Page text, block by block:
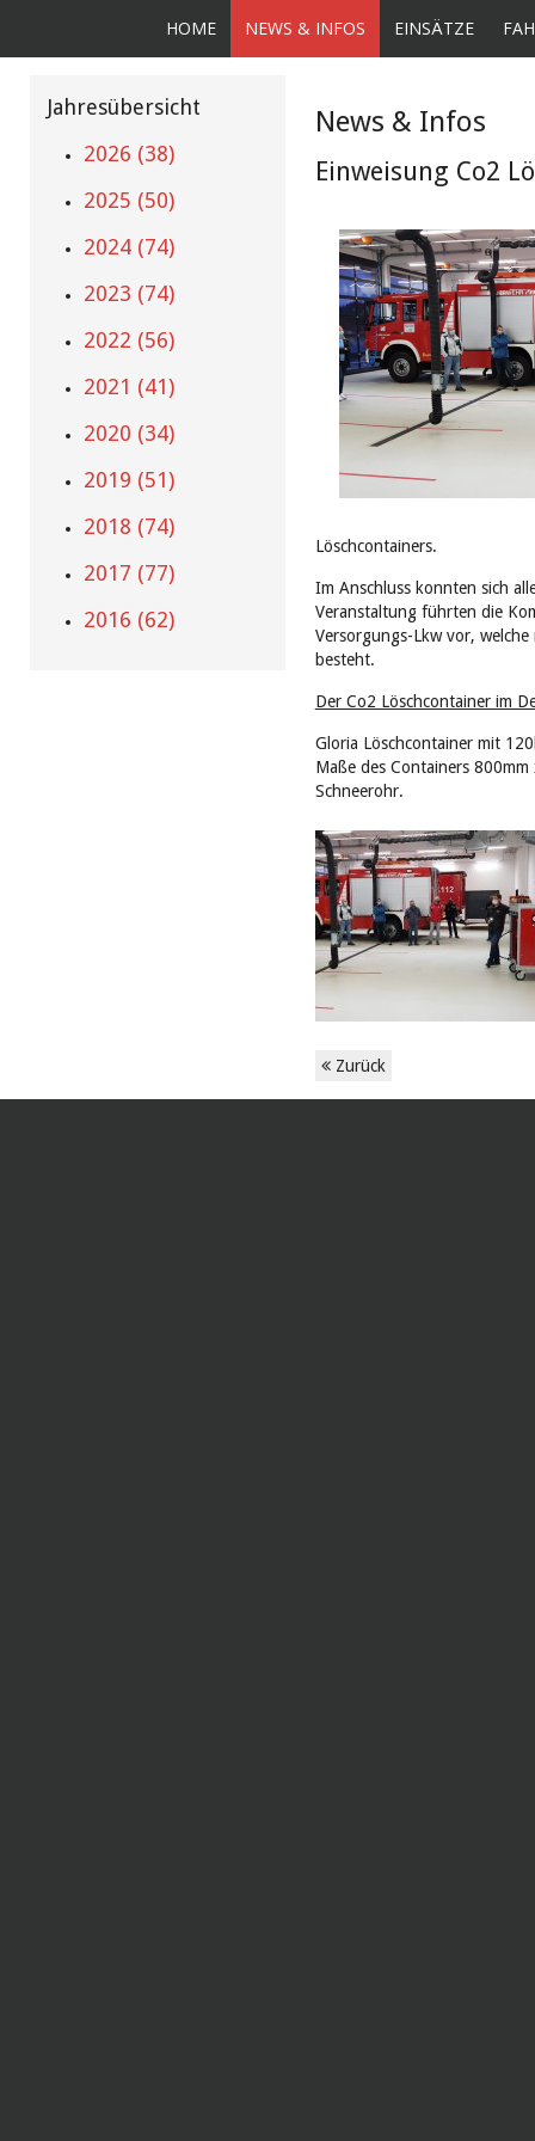
HOME NEWS & INFOS EINSÄTZE
News & Infos
Einweisung Co2
Löschcontainers.
Im Anschluss konnten sich
Veranstaltung führten die
Versorgungs-Lkw vor,
besteht.
Der Co2 Löschcontainer im
Gloria Löschcontainer mit
Maße des Containers
Schneerohr.
Zurück
Jahresübersicht
2026 (38)
2025 (50)
2024 (74)
2023 (74)
2022 (56)
2021 (41)
2020 (34)
2019 (51)
2018 (74)
2017 (77)
2016 (62)